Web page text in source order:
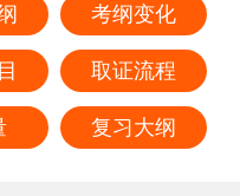
考纲变化
取证流程
复习大纲